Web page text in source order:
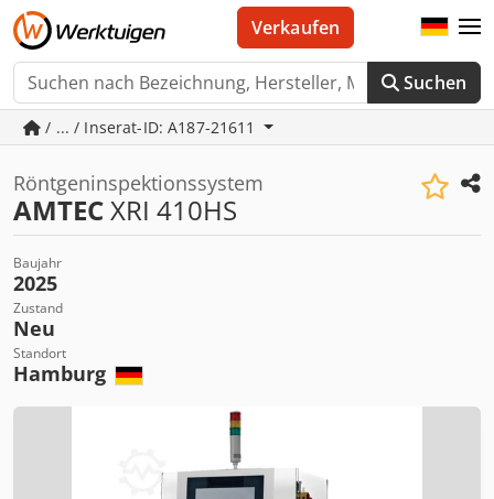
Suchen
Verkaufen
/ ... / Inserat-ID: A187-21611
Röntgeninspektionssystem
AMTECXRI 410HS
Baujahr
2025
Zustand
Neu
Standort
Hamburg